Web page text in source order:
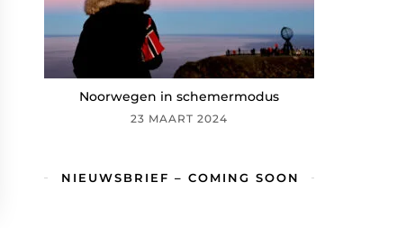
Noorwegen in schemermodus
23 MAART 2024
NIEUWSBRIEF – COMING SOON